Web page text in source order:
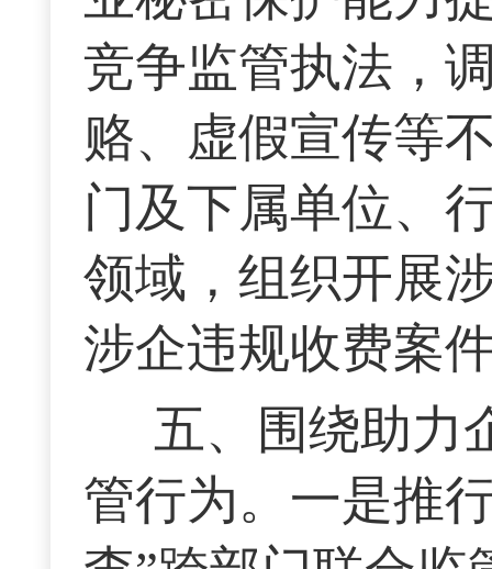
竞争监管执法，
赂、虚假宣传等
门及下属单位、
领域，组织开展
涉企违规收费案
五、围绕助力
管行为。一是推